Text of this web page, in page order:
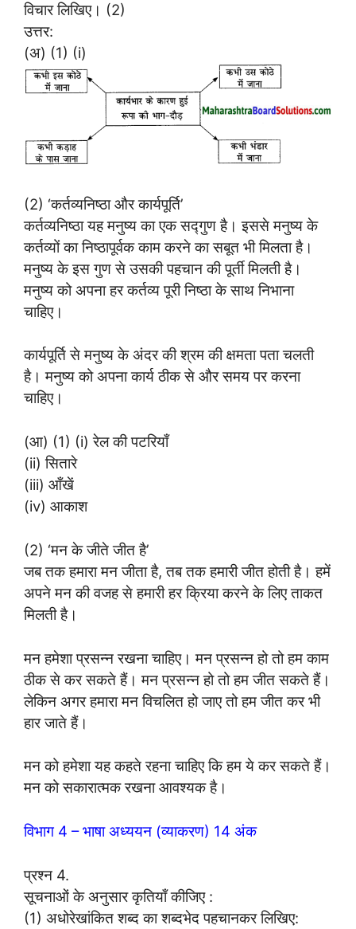
विचार लिखिए। (2)
उत्तर:
(अ) (1) (i)
(2) ‘कर्तव्यनिष्ठा और कार्यपूर्ति’
कर्तव्यनिष्ठा यह मनुष्य का एक सद्गुण है। इससे मनुष्य के
कर्तव्यों का निष्ठापूर्वक काम करने का सबूत भी मिलता है।
मनुष्य के इस गुण से उसकी पहचान की पूर्ती मिलती है।
मनुष्य को अपना हर कर्तव्य पूरी निष्ठा के साथ निभाना
चाहिए।
कार्यपूर्ति से मनुष्य के अंदर की श्रम की क्षमता पता चलती
है। मनुष्य को अपना कार्य ठीक से और समय पर करना
चाहिए।
(आ) (1) (i) रेल की पटरियाँ
(ii) सितारे
(iii) आँखें
(iv) आकाश
(2) ‘मन के जीते जीत है’
जब तक हमारा मन जीता है, तब तक हमारी जीत होती है। हमें
अपने मन की वजह से हमारी हर क्रिया करने के लिए ताकत
मिलती है।
मन हमेशा प्रसन्न रखना चाहिए। मन प्रसन्न हो तो हम काम
ठीक से कर सकते हैं। मन प्रसन्न हो तो हम जीत सकते हैं।
लेकिन अगर हमारा मन विचलित हो जाए तो हम जीत कर भी
हार जाते हैं।
मन को हमेशा यह कहते रहना चाहिए कि हम ये कर सकते हैं।
मन को सकारात्मक रखना आवश्यक है।
विभाग 4 – भाषा अध्ययन (व्याकरण) 14 अंक
प्रश्न 4.
सूचनाओं के अनुसार कृतियाँ कीजिए :
(1) अधोरेखांकित शब्द का शब्दभेद पहचानकर लिखिए: